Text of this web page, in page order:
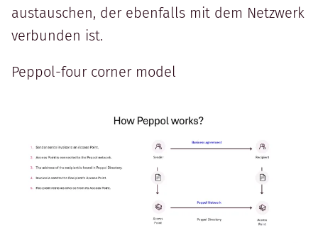
austauschen, der ebenfalls mit dem Netzwerk
verbunden ist.
Peppol-four corner model